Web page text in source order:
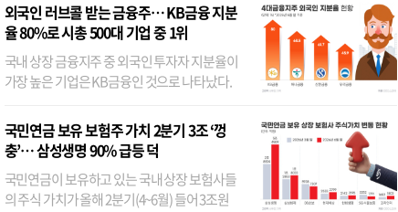
외국인 러브콜 받는 금융주… KB금융 지분
율 80%로 시총 500대 기업 중 1위
국내 상장 금융지주 중 외국인 투자자 지분율이
가장 높은 기업은 KB금융인 것으로 나타났다.
융이었다. 특히 KB금융은 지난달 말 기준 해외
기관투자자 지분율이...
국민연금 보유 보험주 가치 2분기 3조 ‘껑
충’… 삼성생명 90% 급등 덕
국민연금이 보유하고 있는 국내 상장 보험사들
의 주식 가치가 올해 2분기(4~6월) 들어 3조원